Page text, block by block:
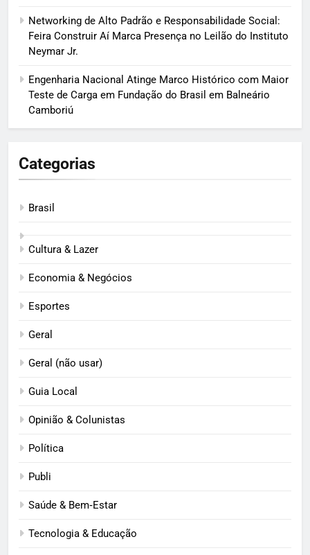
Networking de Alto Padrão e Responsabilidade Social:
Feira Construir Aí Marca Presença no Leilão do Instituto
Neymar Jr.
Engenharia Nacional Atinge Marco Histórico com Maior
Teste de Carga em Fundação do Brasil em Balneário
Camboriú
Categorias
Brasil
Cultura & Lazer
Economia & Negócios
Esportes
Geral
Geral (não usar)
Guia Local
Opinião & Colunistas
Política
Publi
Saúde & Bem‑Estar
Tecnologia & Educação